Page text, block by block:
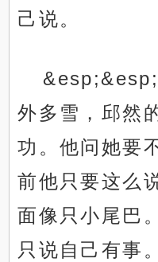
己说。
外多雪，邱然
功。他问她要
前他只要这么
面像只小尾巴
只说自己有事。